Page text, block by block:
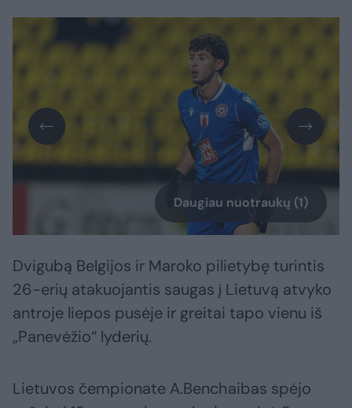
Daugiau nuotraukų (1)
Dvigubą Belgijos ir Maroko pilietybę turintis
26-erių atakuojantis saugas į Lietuvą atvyko
antroje liepos pusėje ir greitai tapo vienu iš
„Panevėžio“ lyderių.
Lietuvos čempionate A.Benchaibas spėjo